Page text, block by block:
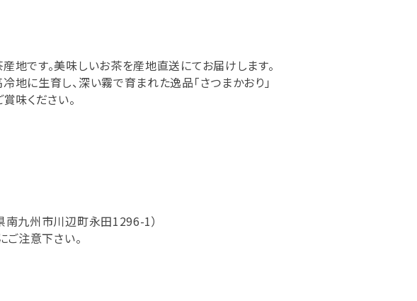
です。美味しいお茶を産地直送にてお届けします。
に生育し、深い霧で育まれた逸品「さつまかおり」
味ください。
南九州市川辺町永田1296-1）
ご注意下さい。